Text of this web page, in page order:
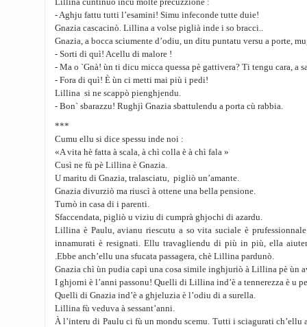
Lillina cuntinuò incù molte precuzzione :
- Aghju fattu tutti l’esamini! Simu infeconde tutte duie!
Gnazia cascacinò. Lillina a volse piglià inde i so bracci..
Gnazia, a bocca sciumente d’odiu, un ditu puntatu versu a porte,
- Sorti di quì! Acellu di malore !
- Ma o `Gnà! ùn ti dicu micca quessa pè gattivera? Ti tengu cara, a
- Fora di quì! È ùn ci metti mai più i pedi!
Lillina si ne scappò pienghjendu.
- Bon` sbarazzu! Rughjì Gnazia sbattulendu a porta cù rabbia.
***
Cumu ellu si dice spessu inde noi :
«A vita hè fatta à scala, à chì colla è à chì fala »
Cusì ne fù pè Lillina è Gnazia.
U maritu di Gnazia, tralasciatu, pigliò un’amante.
Gnazia divurziò ma riuscì à ottene una bella pensione.
Turnò in casa di i parenti.
Sfaccendata, pigliò u viziu di cumprà ghjochi di azardu.
Lillina è Paulu, avianu riescutu a so vita suciale è
innamurati è resignati. Ellu travagliendu di più in più, ella
.Ebbe anch’ellu una sfucata passagera, chè Lillina pardunò.
Gnazia chì ùn pudia capì una cosa simile inghjuriò à Lillina pè ùn
I ghjorni è l’anni passonu! Quelli di Lillina ind’è a tennerezza è u
Quelli di Gnazia ind’è a ghjeluzia è l’odiu di a surella.
Lillina fù veduva à sessant’anni.
À l’interu di Paulu ci fù un mondu scemu. Tutti i sciagurati ch’ellu